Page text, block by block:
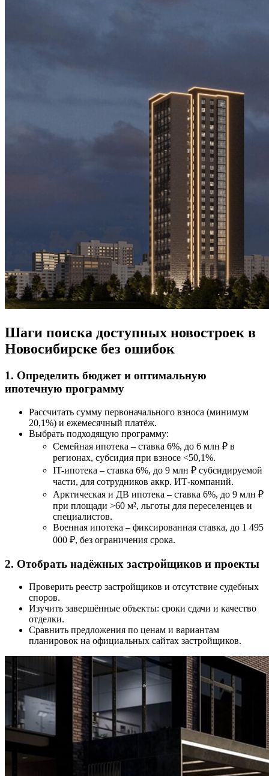
Шаги поиска доступных новостроек в
Новосибирске без ошибок
1. Определить бюджет и оптимальную
ипотечную программу
Рассчитать сумму первоначального взноса (минимум
20,1%) и ежемесячный платёж.
Выбрать подходящую программу:
Семейная ипотека – ставка 6%, до 6 млн ₽ в
регионах, субсидия при взносе <50,1%.
IT-ипотека – ставка 6%, до 9 млн ₽ субсидируемой
части, для сотрудников аккр. ИТ-компаний.
Арктическая и ДВ ипотека – ставка 6%, до 9 млн ₽
при площади >60 м², льготы для переселенцев и
специалистов.
Военная ипотека – фиксированная ставка, до 1 495
000 ₽, без ограничения срока.
2. Отобрать надёжных застройщиков и проекты
Проверить реестр застройщиков и отсутствие судебных
споров.
Изучить завершённые объекты: сроки сдачи и качество
отделки.
Сравнить предложения по ценам и вариантам
планировок на официальных сайтах застройщиков.